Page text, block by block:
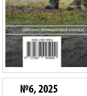
№6, 2025